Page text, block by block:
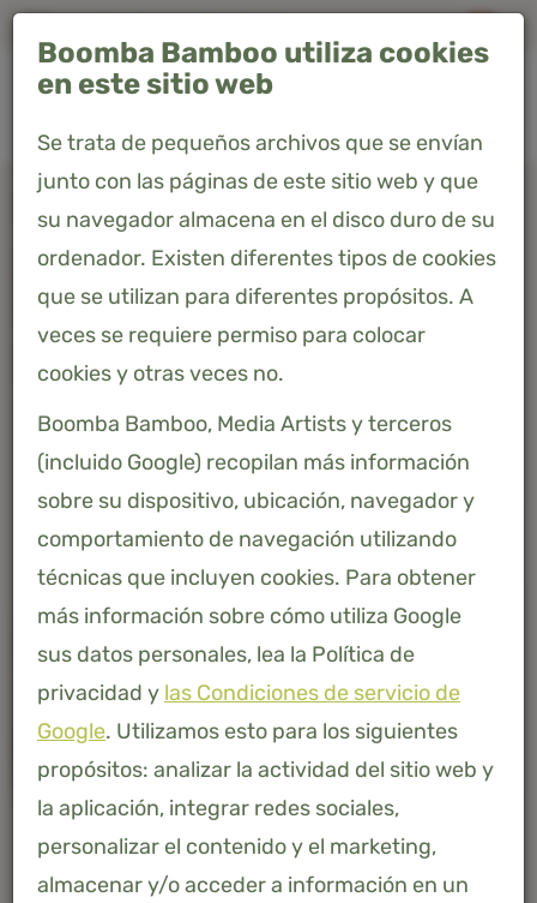
Home Productos Juego de cama individual XL - Soft Taupe
JUEGO DE CAMA INDIVIDUAL XL -
SOFT TAUPE
264,99 €
Boomba Bamboo utiliza cookies
en este sitio web
Se trata de pequeños archivos que se envían
junto con las páginas de este sitio web y que
su navegador almacena en el disco duro de su
ordenador. Existen diferentes tipos de cookies
que se utilizan para diferentes propósitos. A
veces se requiere permiso para colocar
cookies y otras veces no.
Boomba Bamboo, Media Artists y terceros
(incluido Google) recopilan más información
sobre su dispositivo, ubicación, navegador y
comportamiento de navegación utilizando
técnicas que incluyen cookies. Para obtener
más información sobre cómo utiliza Google
sus datos personales, lea la Política de
privacidad y las Condiciones de servicio de
Google. Utilizamos esto para los siguientes
propósitos: analizar la actividad del sitio web y
la aplicación, integrar redes sociales,
personalizar el contenido y el marketing,
almacenar y/o acceder a información en un